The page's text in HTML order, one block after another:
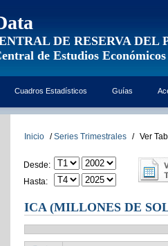
DE RESERVA DEL
de Estudios Económicos
Cuadros Estadísticos Guías
Inicio / Series Trimestrales / Ver
Desde:
Hasta:
ICA (MILLONES DE